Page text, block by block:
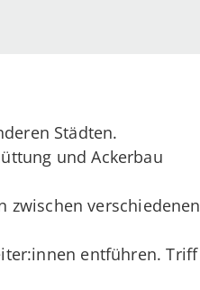
Städten.
und Ackerbau
zwischen verschiedenen
entführen. Triff